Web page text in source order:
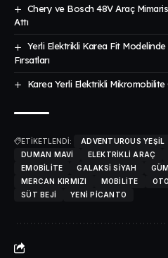
Chery ve Bosch 48V Araç
Attı
Yerli Elektrikli Karea Fit
Fırsatları
Karea Yerli Elektrikli Mikromobilite
ETİKETLENDİ: ADVENTUROUS YEŞIL
DUMAN MAVI
ELEKTRIKLI ARAÇ
EMOBILITE
GALAKSI SIYAH
MERCAN KIRMIZI
MOBILITE
SÜT BEJI
YENI PICANTO